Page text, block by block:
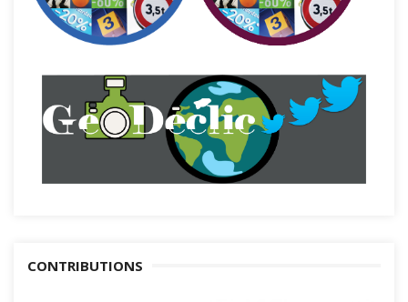
CONTRIBUTIONS